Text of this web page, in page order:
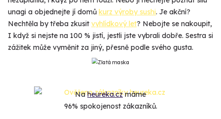
unagi a objednejte jí domů kurz výroby sushi. Je akční?
Nechtěla by třeba zkusit vyhlídkový let? Nebojte se nakoupit,
I když si nejste na 100 % jistí, jestli jste vybrali dobře. Sestra si
zážitek může vyměnit za jiný, přesně podle svého gusta.
Naheureka.czmáme
96% spokojenost zákazníků.